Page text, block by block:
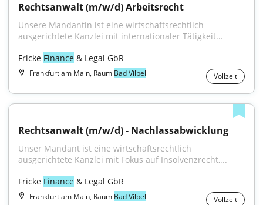
Rechtsanwalt (m/w/d) Arbeitsrecht
Unsere Mandantin ist eine wirtschaftsrechtlich
ausgerichtete Kanzlei mit internationaler Tätigkeit...
Fricke Finance & Legal GbR
Frankfurt am Main, Raum Bad Vilbel Vollzeit
Rechtsanwalt (m/w/d) - Nachlassabwicklung
Unser Mandant ist eine wirtschaftsrechtlich
ausgerichtete Kanzlei mit Fokus auf Insolvenzrecht,...
Fricke Finance & Legal GbR
Frankfurt am Main, Raum Bad Vilbel Vollzeit